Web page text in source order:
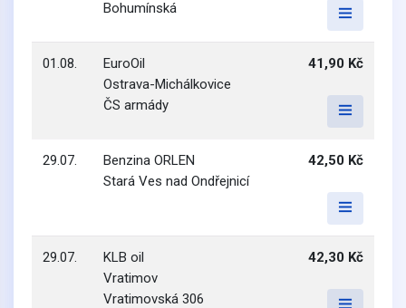
Bohumínská
01.08.
EuroOil
Ostrava-Michálkovice
ČS armády
41,90 Kč
29.07.
Benzina ORLEN
Stará Ves nad Ondřejnicí
42,50 Kč
29.07.
KLB oil
Vratimov
Vratimovská 306
42,30 Kč